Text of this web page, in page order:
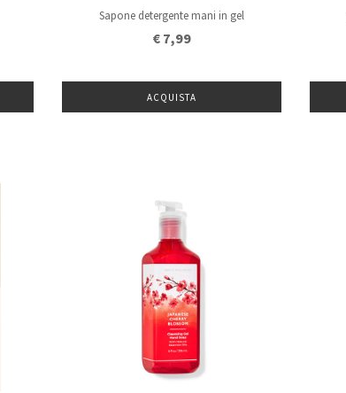
Sapone detergente mani in gel
€ 7,99
ACQUISTA